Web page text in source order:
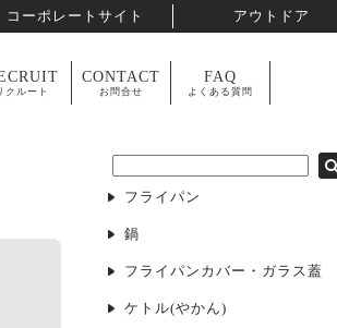
コーポレートサイト アウトドア
クルート
CONTACT
お問合せ
FAQ
よくある質問
フライパン
鍋
フライパンカバー・ガラス蓋
ケトル(やかん)